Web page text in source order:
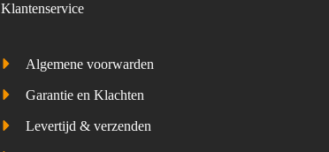
Klantenservice
Algemene voorwarden
Garantie en Klachten
Levertijd & verzenden